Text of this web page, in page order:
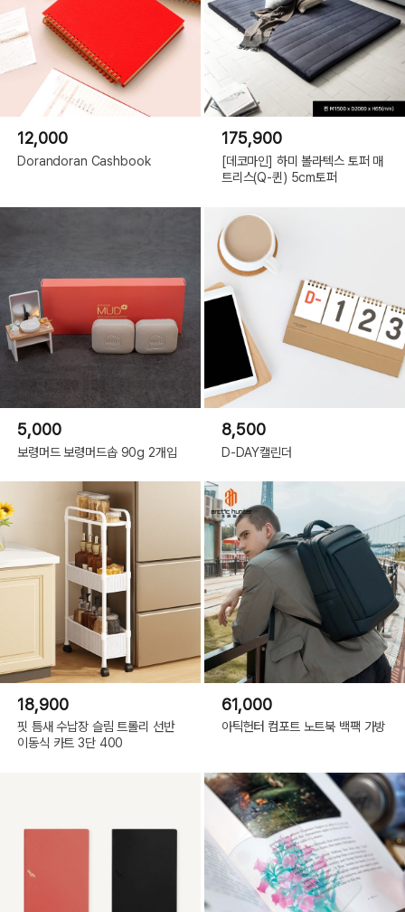
S사이즈입니다. 사이즈 참고해주세요. 1~2인용입니다.
12,000
Dorandoran Cashbook
175,900
[데코마인] 하미 볼라텍스 토퍼 매
트리스(Q-퀸) 5cm토퍼
5,000
보령머드 보령머드솝 90g 2개입
8,500
D-DAY캘린더
18,900
핏 틈새 수납장 슬림 트롤리 선반
이동식 카트 3단 400
61,000
아틱헌터 컴포트 노트북 백팩 가방